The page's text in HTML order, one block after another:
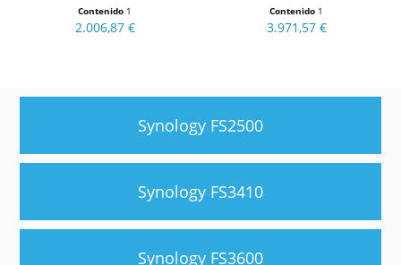
Contenido 1
2.006,87 €
Contenido 1
3.971,57 €
Synology FS2500
Synology FS3410
Synology FS3600